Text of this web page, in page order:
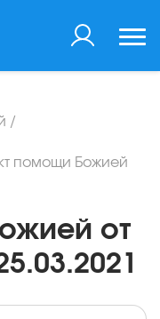
/
помощи Божией
от